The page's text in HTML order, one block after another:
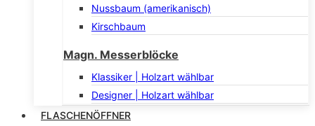
Nussbaum (amerikanisch)
Kirschbaum
Magn. Messerblöcke
Klassiker | Holzart wählbar
Designer | Holzart wählbar
FLASCHENÖFFNER